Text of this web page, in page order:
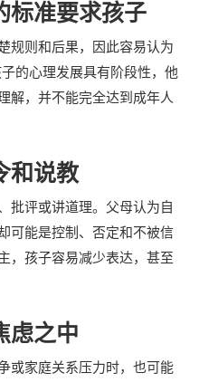
标准要求孩子
规则和后果，因此容易认为
子的心理发展具有阶段性，他
解，并不能完全达到成年人
和说教
批评或讲道理。父母认为自
可能是控制、否定和不被信
，孩子容易减少表达，甚至
虑之中
或家庭关系压力时，也可能